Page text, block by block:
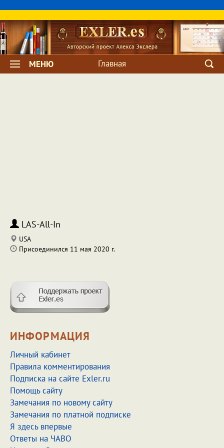
МЕНЮ Главная
LAS-All-In
USA
Присоединился 11 мая 2020 г.
ИНФОРМАЦИЯ
Личный кабинет
Правила комментирования
Подписка на сайте Exler.ru
Помощь сайту
Замечания по новому сайту
Замечания по платной подписке
Я здесь впервые
Ответы на ЧАВО